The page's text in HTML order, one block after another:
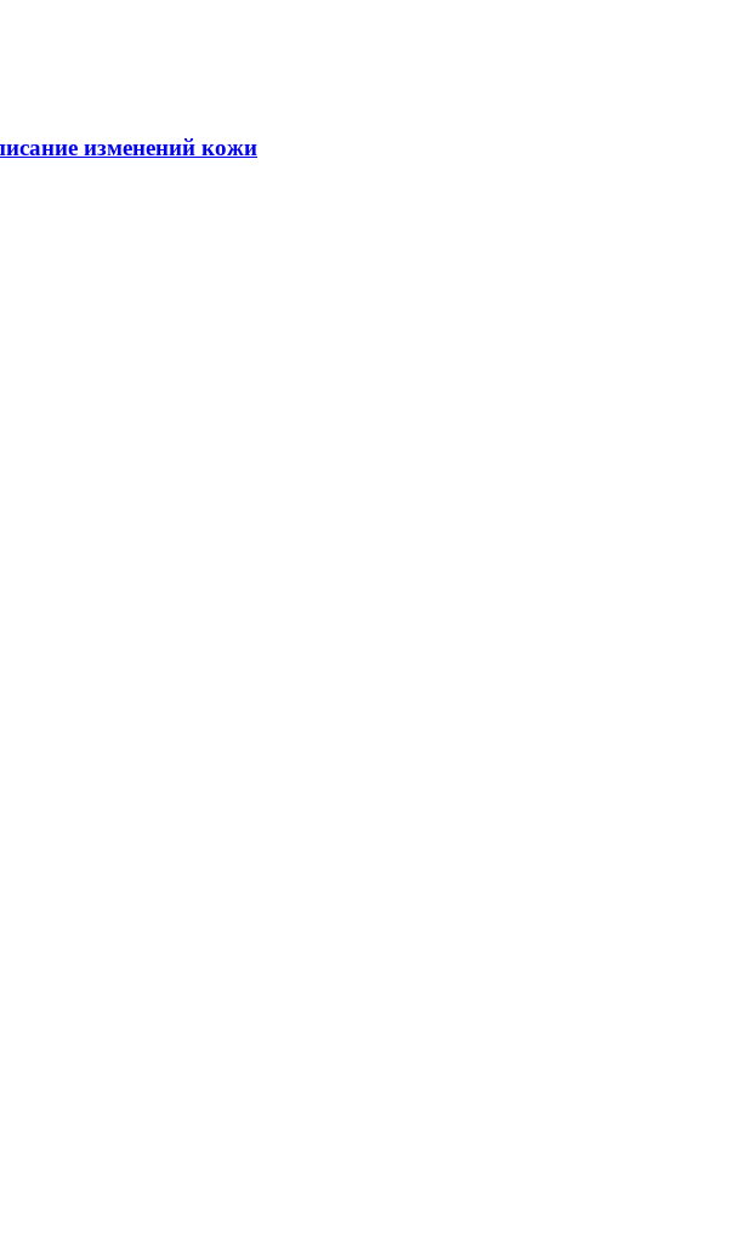
изменений кожи